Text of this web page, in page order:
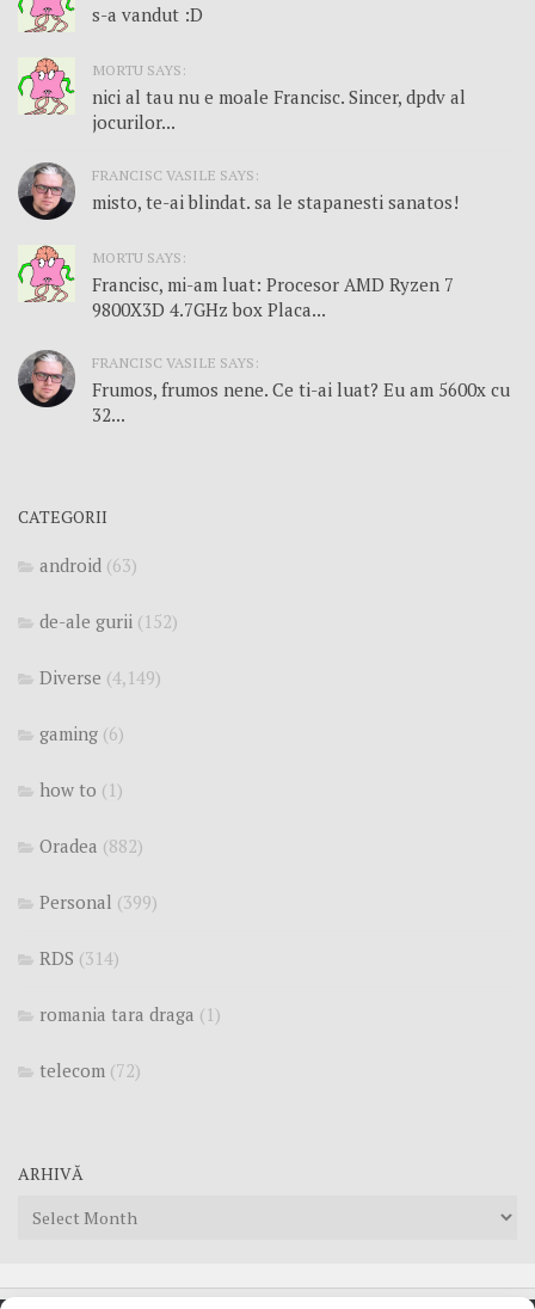
s-a vandut :D
MORTU SAYS:
nici al tau nu e moale Francisc. Sincer, dpdv al
jocurilor...
FRANCISC VASILE SAYS:
misto, te-ai blindat. sa le stapanesti sanatos!
MORTU SAYS:
Francisc, mi-am luat: Procesor AMD Ryzen 7
9800X3D 4.7GHz box Placa...
FRANCISC VASILE SAYS:
Frumos, frumos nene. Ce ti-ai luat? Eu am 5600x cu
32...
CATEGORII
android (63)
de-ale gurii (152)
Diverse (4,149)
gaming (6)
how to (1)
Oradea (882)
Personal (399)
RDS (314)
romania tara draga (1)
telecom (72)
ARHIVĂ
Arhivă